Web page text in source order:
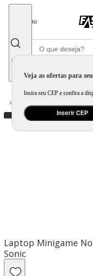
Menu
Veja as ofertas para
Insira seu CEP e confira a
Inserir CEP
Home
Laptop Minigame
Sonic